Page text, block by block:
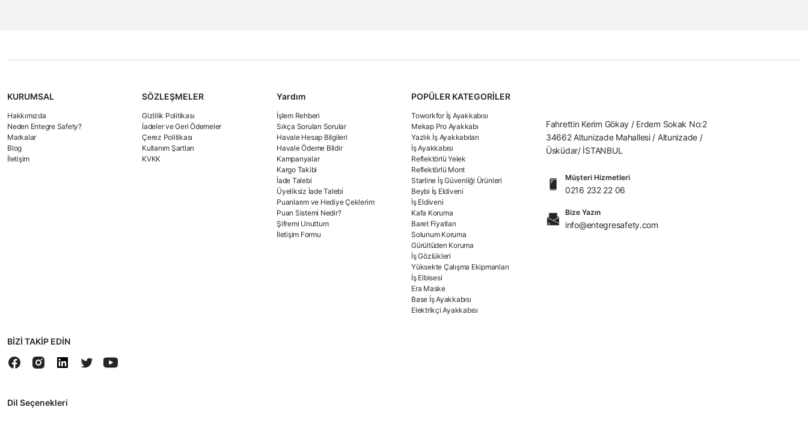
KURUMSAL
Hakkımızda
Neden Entegre Safety?
Markalar
Blog
İletişim
SÖZLEŞMELER
Gizlilik Politikası
İadeler ve Geri Ödemeler
Çerez Politikası
Kullanım Şartları
KVKK
Yardım
İşlem Rehberi
Sıkça Sorulan Sorular
Havale Hesap Bilgileri
Havale Ödeme Bildir
Kampanyalar
Kargo Takibi
İade Talebi
Üyeliksiz İade Talebi
Puanlarım ve Hediye Çeklerim
Puan Sistemi Nedir?
Şifremi Unuttum
İletişim Formu
POPÜLER KATEGORİLER
Toworkfor İş Ayakkabısı
Mekap Pro Ayakkabı
Yazlık İş Ayakkabıları
İş Ayakkabısı
Reflektörlü Yelek
Reflektörlü Mont
Starline İş Güvenliği Ürünleri
Beybi İş Eldiveni
İş Eldiveni
Kafa Koruma
Baret Fiyatları
Solunum Koruma
Gürültüden Koruma
İş Gözlükleri
Yüksekte Çalışma Ekipmanları
İş Elbisesi
Era Maske
Base İş Ayakkabısı
Elektrikçi Ayakkabısı
BİZİ TAKİP EDİN
Dil Seçenekleri
Fahrettin Kerim Gökay / Erdem Sokak No:2
34662 Altunizade Mahallesi / Altunizade /
Üsküdar/ İSTANBUL
Müşteri Hizmetleri
0216 232 22 06
Bize Yazın
info@entegresafety.com